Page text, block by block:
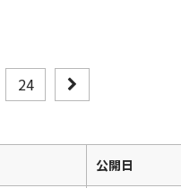
24
公開日